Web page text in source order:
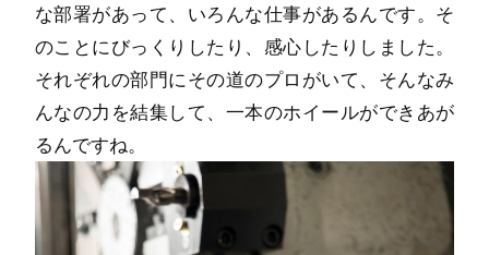
な部署があって、いろんな仕事があるんです。そ
のことにびっくりしたり、感心したりしました。
それぞれの部門にその道のプロがいて、そんなみ
んなの力を結集して、一本のホイールができあが
るんですね。